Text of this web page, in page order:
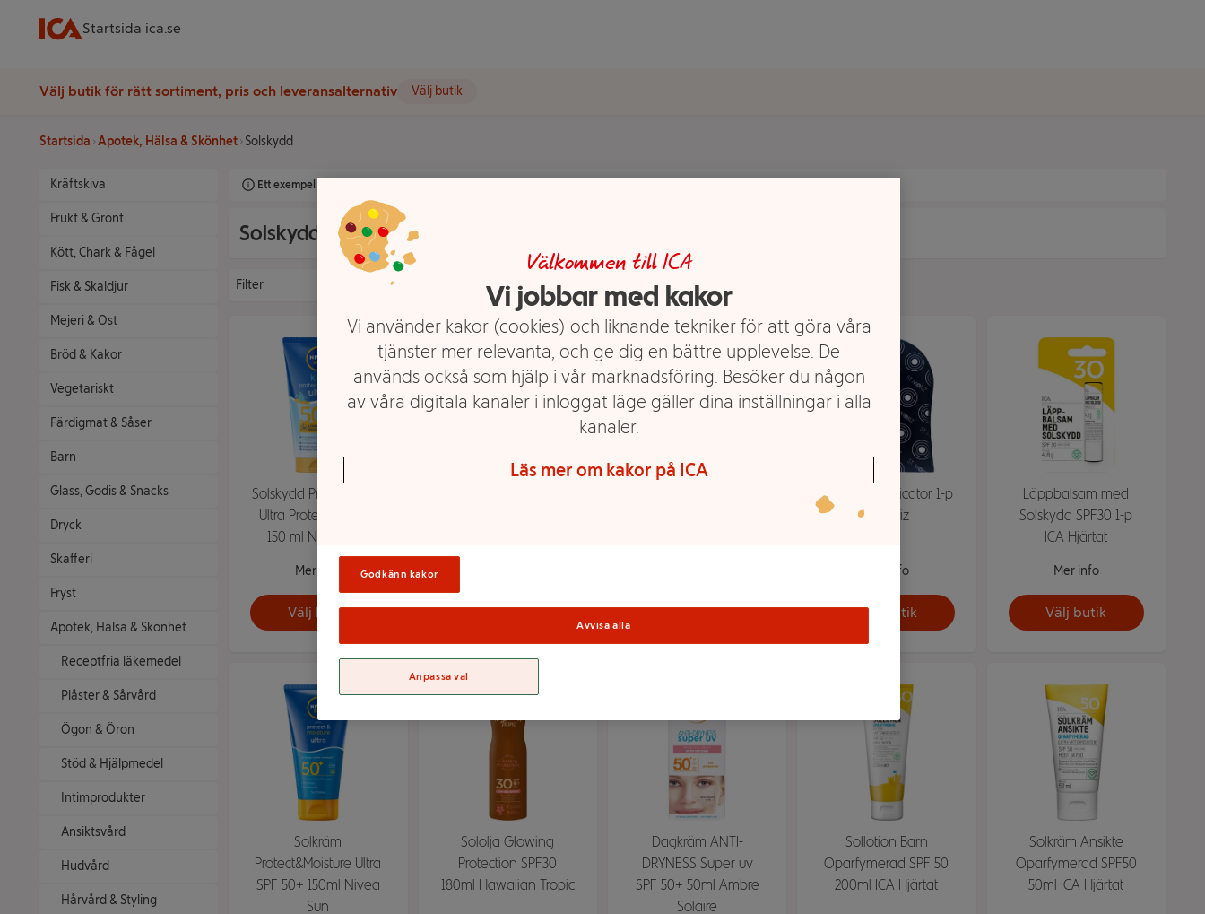
Startsida ica.se
Välj butik för rätt sortiment, pris och leveransalternativ Välj butik
Startsida Apotek, Hälsa & Skönhet Solskydd
Kräftskiva
Frukt & Grönt
Kött, Chark & Fågel
Fisk & Skaldjur
Mejeri & Ost
Bröd & Kakor
Vegetariskt
Färdigmat & Såser
Barn
Glass, Godis & Snacks
Dryck
Skafferi
Fryst
Apotek, Hälsa & Skönhet
Receptfria läkemedel
Plåster & Sårvård
Ögon & Öron
Stöd & Hjälpmedel
Intimprodukter
Ansiktsvård
Hudvård
Hårvård & Styling
Ett exempel på onlinesortiment visas.
Solskydd
Filter
Solskydd Protect&Care
Ultra Protect SPF50+
150 ml Nivea Sun
Mer info
Välj butik Välj butik Välj butik
Tanning Applicator 1-p
St Moriz
Mer info
Välj butik
Läppbalsam med
Solskydd SPF30 1-p
ICA Hjärtat
Mer info
Välj butik
Solkräm
Protect&Moisture Ultra
SPF 50+ 150ml Nivea
Sun
Sololja Glowing
Protection SPF30
180ml Hawaiian Tropic
Dagkräm ANTI-
DRYNESS Super uv
SPF 50+ 50ml Ambre
Solaire
Sollotion Barn
Oparfymerad SPF 50
200ml ICA Hjärtat
Solkräm Ansikte
Oparfymerad SPF50
50ml ICA Hjärtat
Välkommen till ICA
Vi jobbar med kakor
Vi använder kakor (cookies) och liknande tekniker för att göra våra
tjänster mer relevanta, och ge dig en bättre upplevelse. De
används också som hjälp i vår marknadsföring. Besöker du någon
av våra digitala kanaler i inloggat läge gäller dina inställningar i alla
kanaler.
Läs mer om kakor på ICA
Godkänn kakor
Avvisa alla
Anpassa val